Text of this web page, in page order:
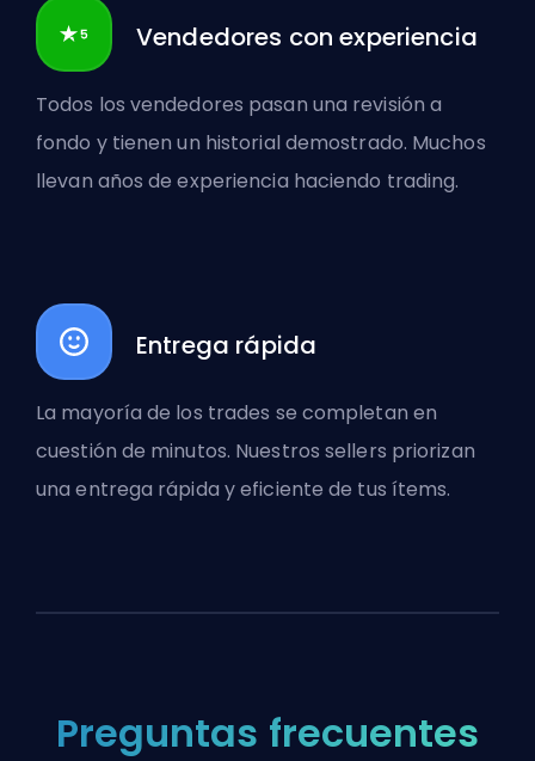
Vendedores con experiencia
Todos los vendedores pasan una revisión a
fondo y tienen un historial demostrado. Muchos
llevan años de experiencia haciendo trading.
Entrega rápida
La mayoría de los trades se completan en
cuestión de minutos. Nuestros sellers priorizan
una entrega rápida y eficiente de tus ítems.
Preguntas frecuentes